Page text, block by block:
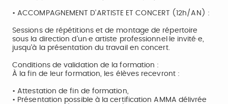
• ACCOMPAGNEMENT D’ARTISTE ET CONCERT (12h/AN) :
Sessions de répétitions et de montage de répertoire
sous la direction d’un·e artiste professionnel·le invité·e,
jusqu'à la présentation du travail en concert.
Conditions de validation de la formation :
À la fin de leur formation, les élèves recevront :
• Attestation de fin de formation,
• Présentation possible à la certification AMMA délivrée